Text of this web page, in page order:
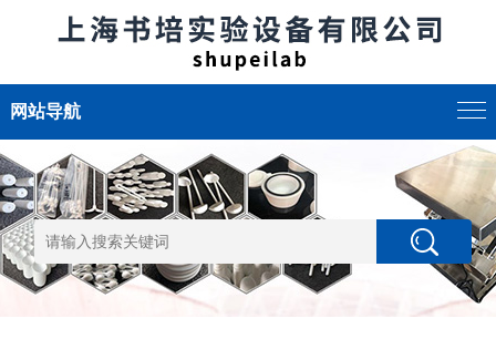
网站导航